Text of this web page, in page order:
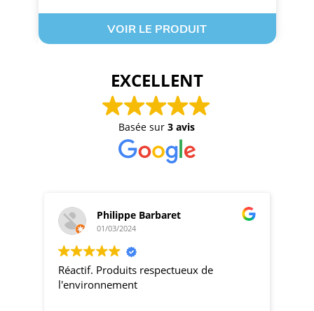
VOIR LE PRODUIT
EXCELLENT
Basée sur3 avis
Philippe Barbaret
01/03/2024
Réactif. Produits respectueux de
l'environnement